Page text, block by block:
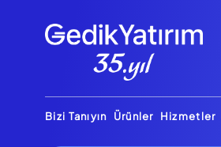
Bizi Tanıyın Ürünler Hizmetler